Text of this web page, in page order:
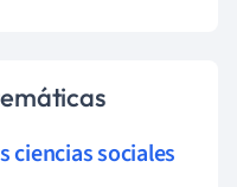
ciencias sociales